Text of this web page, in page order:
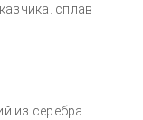
сплав
из серебра.